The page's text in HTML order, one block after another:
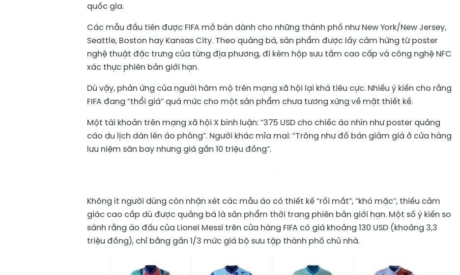
quốc gia.
Các mẫu đầu tiên được FIFA mở bán dành cho những thành phố như New York/New Jersey,
Seattle, Boston hay Kansas City. Theo quảng bá, sản phẩm được lấy cảm hứng từ poster
nghệ thuật đặc trưng của từng địa phương, đi kèm hộp sưu tầm cao cấp và công nghệ NFC
xác thực phiên bản giới hạn.
Dù vậy, phản ứng của người hâm mộ trên mạng xã hội lại khá tiêu cực. Nhiều ý kiến cho rằng
FIFA đang “thổi giá” quá mức cho một sản phẩm chưa tương xứng về mặt thiết kế.
Một tài khoản trên mạng xã hội X bình luận: “375 USD cho chiếc áo nhìn như poster quảng
cáo du lịch dán lên áo phông”. Người khác mỉa mai: “Trông như đồ bán giảm giá ở cửa hàng
lưu niệm sân bay nhưng giá gần 10 triệu đồng”.
Không ít người dùng còn nhận xét các mẫu áo có thiết kế “rối mắt”, “khó mặc”, thiếu cảm
giác cao cấp dù được quảng bá là sản phẩm thời trang phiên bản giới hạn. Một số ý kiến so
sánh rằng áo đấu của Lionel Messi trên cửa hàng FIFA có giá khoảng 130 USD (khoảng 3,3
triệu đồng), chỉ bằng gần 1/3 mức giá bộ sưu tập thành phố chủ nhà.